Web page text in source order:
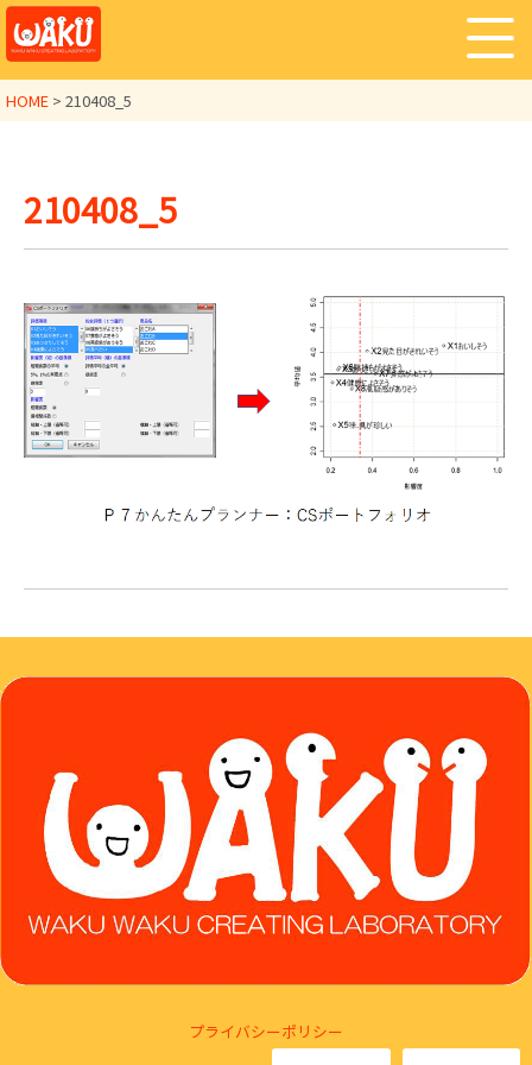
HOME > 210408_5
210408_5
プライバシーポリシー